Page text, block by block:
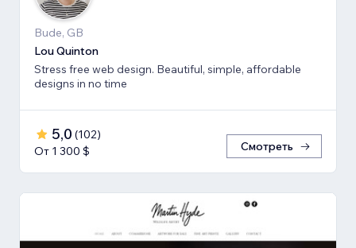
Bude, GB
Lou Quinton
Stress free web design. Beautiful, simple, affordable
designs in no time
5,0 (102)
От 1 300 $
Смотреть